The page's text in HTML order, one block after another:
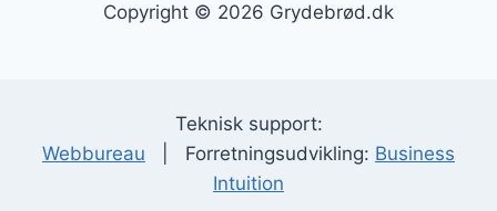
Copyright © 2026 Grydebrød.dk
Teknisk support:
Webbureau | Forretningsudvikling: Business
Intuition